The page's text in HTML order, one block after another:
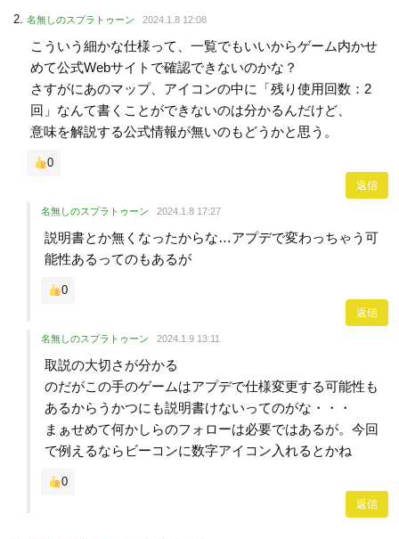
名無しのスプラトゥーン 2024.1.8 12:08
こういう細かな仕様って、一覧でもいいからゲーム内かせ
めて公式Webサイトで確認できないのかな？
さすがにあのマップ、アイコンの中に「残り使用回数：2
回」なんて書くことができないのは分かるんだけど、
意味を解説する公式情報が無いのもどうかと思う。
0
返信
名無しのスプラトゥーン 2024.1.8 17:27
説明書とか無くなったからな…アプデで変わっちゃう可
能性あるってのもあるが
0
返信
名無しのスプラトゥーン 2024.1.9 13:11
取説の大切さが分かる
のだがこの手のゲームはアプデで仕様変更する可能性も
あるからうかつにも説明書けないってのがな・・・
まぁせめて何かしらのフォローは必要ではあるが。今回
で例えるならビーコンに数字アイコン入れるとかね
0
返信